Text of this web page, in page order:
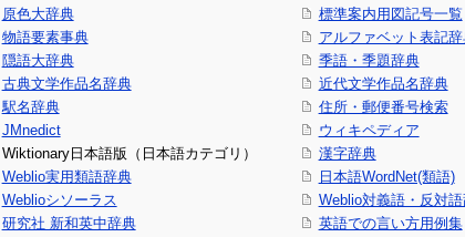
原色大辞典
物語要素事典
隠語大辞典
古典文学作品名辞典
駅名辞典
JMnedict
Wiktionary日本語版（日本語カテゴリ）
Weblio実用類語辞典
Weblioシソーラス
研究社 新和英中辞典
標準案内用図記号一覧
アルファベット表記
季語・季題辞典
近代文学作品名辞典
住所・郵便番号検索
ウィキペディア
漢字辞典
日本語WordNet(類語)
Weblio対義語・反対
英語での言い方用例集